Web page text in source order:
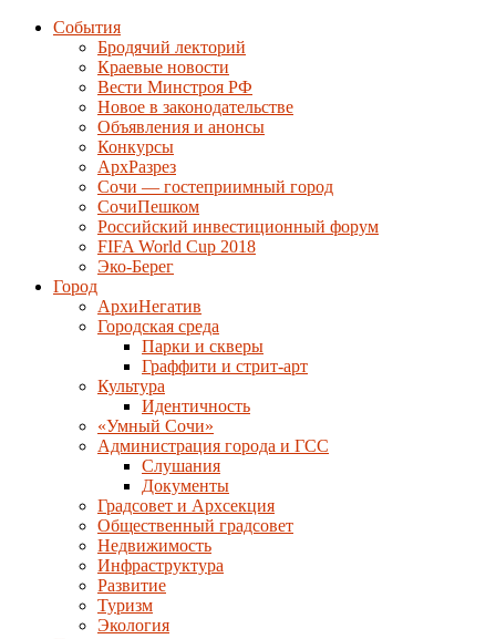
События
Бродячий лекторий
Краевые новости
Вести Минстроя РФ
Новое в законодательстве
Объявления и анонсы
Конкурсы
АрхРазрез
Сочи — гостеприимный город
СочиПешком
Российский инвестиционный форум
FIFA World Cup 2018
Эко-Берег
Город
АрхиНегатив
Городская среда
Парки и скверы
Граффити и стрит-арт
Культура
Идентичность
«Умный Сочи»
Администрация города и ГСС
Слушания
Документы
Градсовет и Архсекция
Общественный градсовет
Недвижимость
Инфраструктура
Развитие
Туризм
Экология